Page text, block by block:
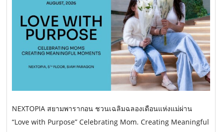
NEXTOPIA สยามพารากอน ชวนเฉลิมฉลองเดือนแห่งแม่ผ่าน
“Love with Purpose” Celebrating Mom. Creating Meaningful